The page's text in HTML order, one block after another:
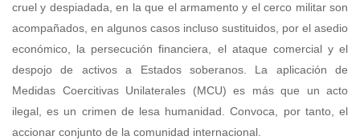
cruel y despiadada, en la que el armamento y el cerco militar son
acompañados, en algunos casos incluso sustituidos, por el asedio
económico, la persecución financiera, el ataque comercial y el
despojo de activos a Estados soberanos. La aplicación de
Medidas Coercitivas Unilaterales (MCU) es más que un acto
ilegal, es un crimen de lesa humanidad. Convoca, por tanto, el
accionar conjunto de la comunidad internacional.